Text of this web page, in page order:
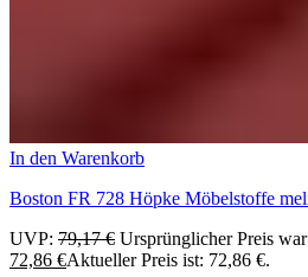
In den Warenkorb
Boston FR 728 Höpke Möbelstoffe
UVP: 79,17€ Ursprünglicher Preis
72,86 €Aktueller Preis ist: 72,86 €.